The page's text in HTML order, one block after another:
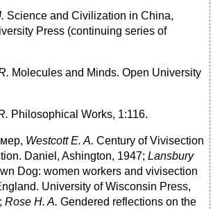
Science and Civilization in China,
Press (continuing series of
Molecules and Minds. Open University
Philosophical Works, 1:116.
Westcott E. A. Century of Vivisection
Daniel, Ashington, 1947; Lansbury
Dog: women workers and vivisection
University of Wisconsin Press,
Rose H. A. Gendered reflections on the